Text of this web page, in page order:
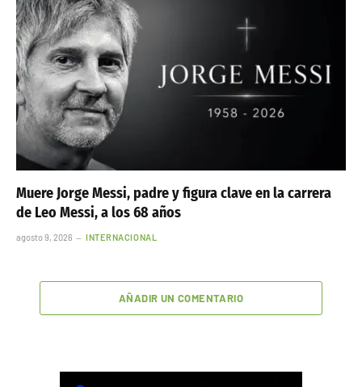
Muere Jorge Messi, padre y figura clave en la carrera
de Leo Messi, a los 68 años
agosto 9, 2026 INTERNACIONAL
AÑADIR UN COMENTARIO